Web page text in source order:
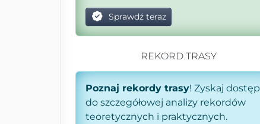
Sprawdź teraz
REKORD TRASY
Poznaj rekordy trasy! Zyskaj dostęp
do szczegółowej analizy rekordów
teoretycznych i praktycznych.